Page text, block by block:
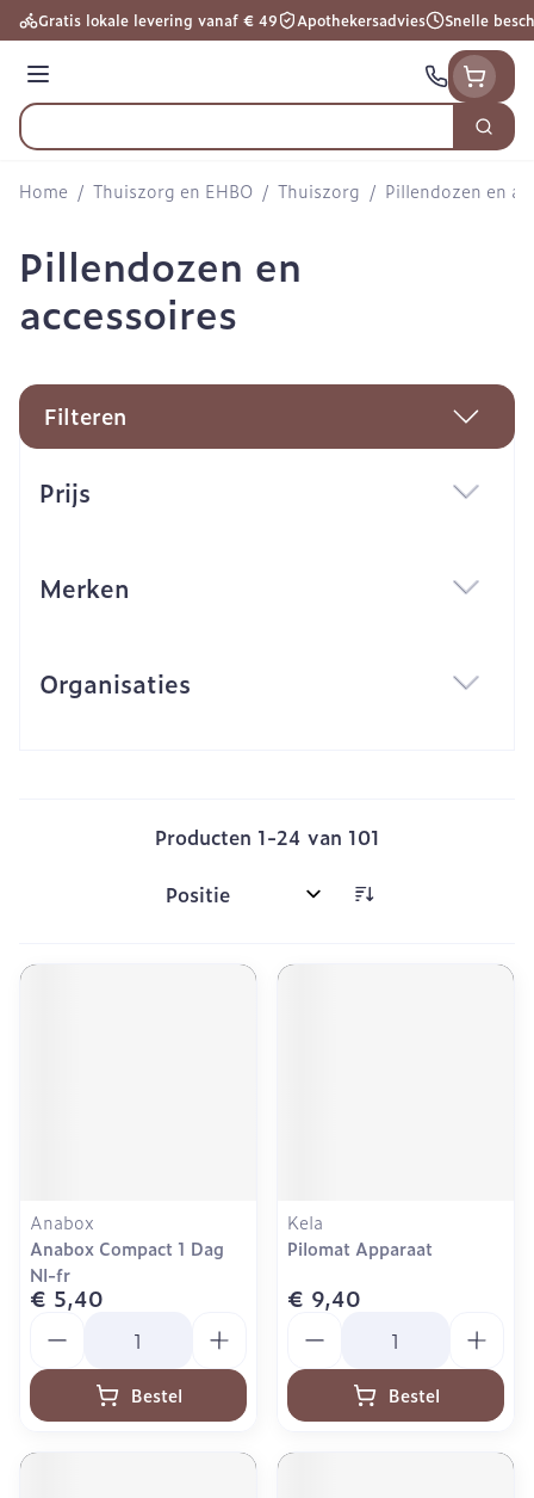
Ga naar de inhoud
Gratis lokale levering vanaf € 49 Apothekersadvies Snelle
Menu
Product, merk, categorie...
Zoek
Home / Thuiszorg en EHBO / Thuiszorg / Pillendozen en
Pillendozen en
accessoires
Filteren
Prijs
Merken
Organisaties
Producten 1-24 van 101
Sorteer op:
Anabox
Anabox Compact 1 Dag
Nl-fr
€ 5,40
Bestel
Kela
Pilomat Apparaat
€ 9,40
Bestel